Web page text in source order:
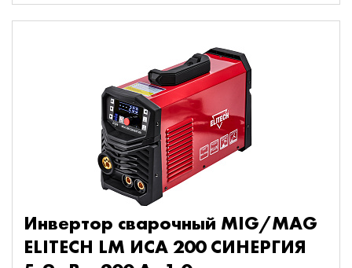
Инвертор сварочный MIG/MAG
ELITECH LM ИСА 200 СИНЕРГИЯ